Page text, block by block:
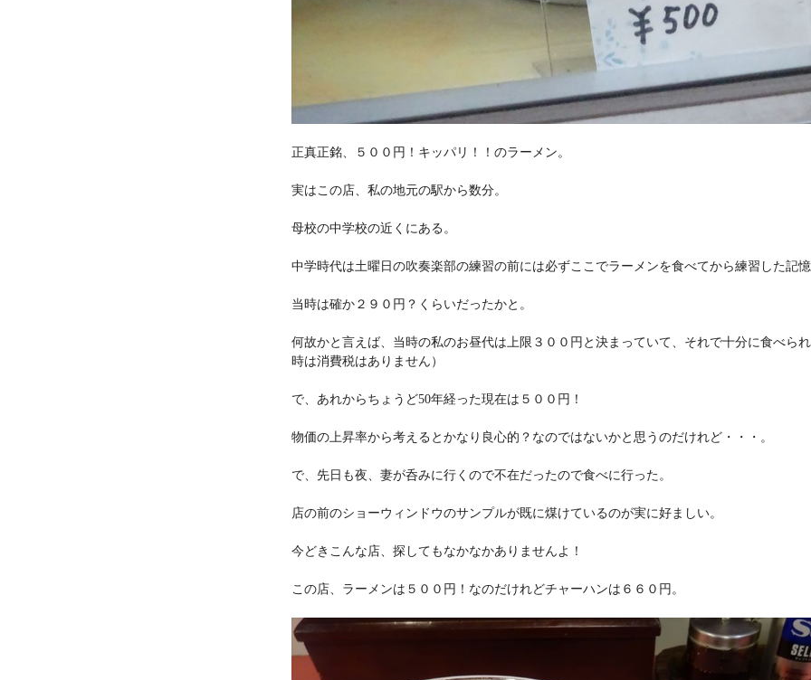
正真正銘、５００円！キッパリ！！のラーメン。
実はこの店、私の地元の駅から数分。
母校の中学校の近くにある。
中学時代は土曜日の吹奏楽部の練習の前には必ずここでラーメンを食べてから練習した記
当時は確か２９０円？くらいだったかと。
何故かと言えば、当時の私のお昼代は上限３００円と決まっていて、それで十分に食べら
時は消費税はありません）
で、あれからちょうど50年経った現在は５００円！
物価の上昇率から考えるとかなり良心的？なのではないかと思うのだけれど・・・。
で、先日も夜、妻が呑みに行くので不在だったので食べに行った。
店の前のショーウィンドウのサンプルが既に煤けているのが実に好ましい。
今どきこんな店、探してもなかなかありませんよ！
この店、ラーメンは５００円！なのだけれどチャーハンは６６０円。